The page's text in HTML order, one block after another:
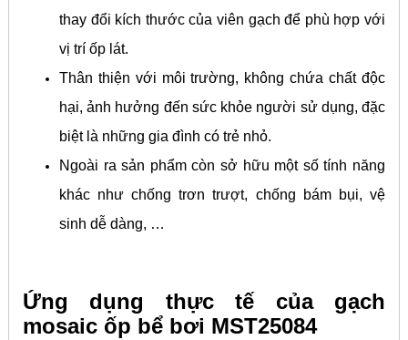
thay đổi kích thước của viên gạch để phù hợp với
vị trí ốp lát.
Thân thiện với môi trường, không chứa chất độc
hại, ảnh hưởng đến sức khỏe người sử dụng, đặc
biệt là những gia đình có trẻ nhỏ.
Ngoài ra sản phẩm còn sở hữu một số tính năng
khác như chống trơn trượt, chống bám bụi, vệ
sinh dễ dàng, …
Ứng dụng thực tế của gạch
mosaic ốp bể bơi MST25084